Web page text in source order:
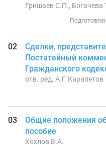
Гришаев С.П., Богачева
Сделки,
Постатейный
Гражданского
отв. ред. А.Г. Карапетов
Общие положения
пособие
Хохлов В.А.